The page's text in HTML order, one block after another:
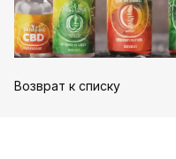
Возврат к списку